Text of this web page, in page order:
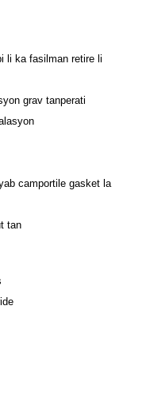
li ka fasilman retire li
grav tanperati
camportile gasket la
tan